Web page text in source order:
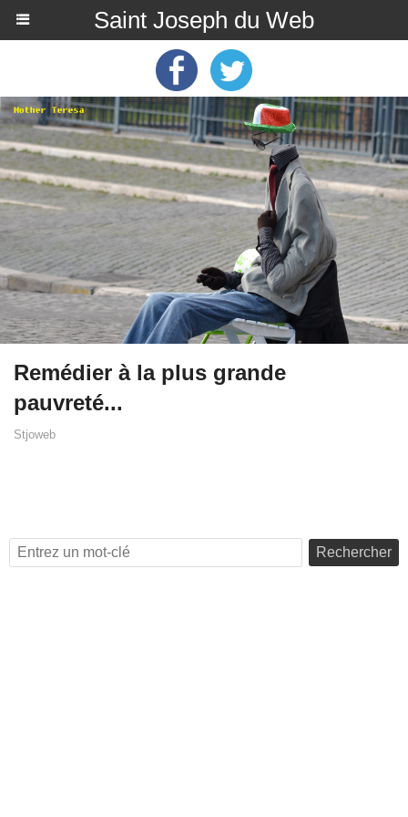
Saint Joseph du Web
Remédier à la plus grande
pauvreté...
Stjoweb
Rechercher